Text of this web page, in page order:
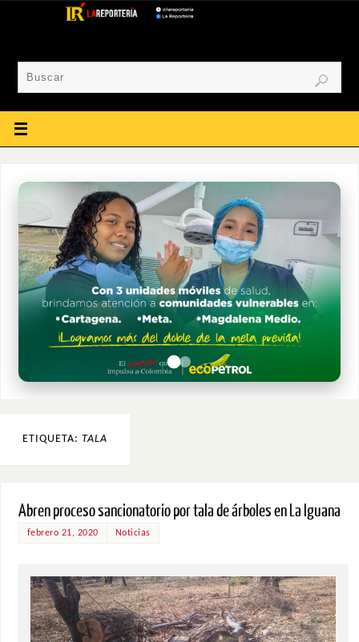
ETIQUETA: TALA
Abren proceso sancionatorio por tala de árboles en La Iguana
febrero 21, 2020 Noticias